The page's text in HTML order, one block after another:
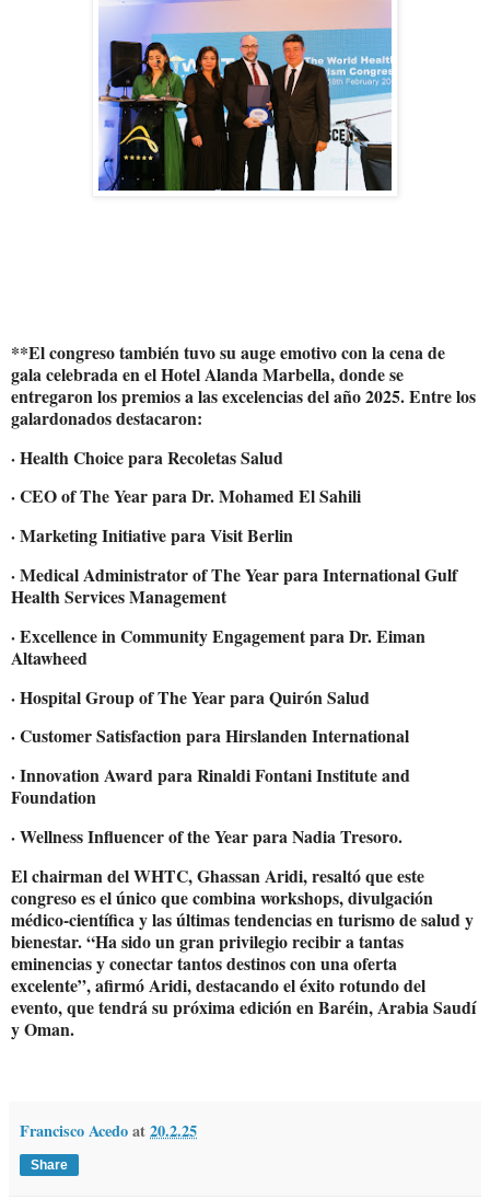
**El congreso también tuvo su auge emotivo con la cena de
gala celebrada en el Hotel Alanda Marbella, donde se
entregaron los premios a las excelencias del año 2025. Entre los
galardonados destacaron:
· Health Choice para Recoletas Salud
· CEO of The Year para Dr. Mohamed El Sahili
· Marketing Initiative para Visit Berlin
· Medical Administrator of The Year para International Gulf
Health Services Management
· Excellence in Community Engagement para Dr. Eiman
Altawheed
· Hospital Group of The Year para Quirón Salud
· Customer Satisfaction para Hirslanden International
· Innovation Award para Rinaldi Fontani Institute and
Foundation
· Wellness Influencer of the Year para Nadia Tresoro.
El chairman del WHTC, Ghassan Aridi, resaltó que este
congreso es el único que combina workshops, divulgación
médico-científica y las últimas tendencias en turismo de salud y
bienestar. “Ha sido un gran privilegio recibir a tantas
eminencias y conectar tantos destinos con una oferta
excelente”, afirmó Aridi, destacando el éxito rotundo del
evento, que tendrá su próxima edición en Baréin, Arabia Saudí
y Oman.
Francisco Acedoat20.2.25
Share